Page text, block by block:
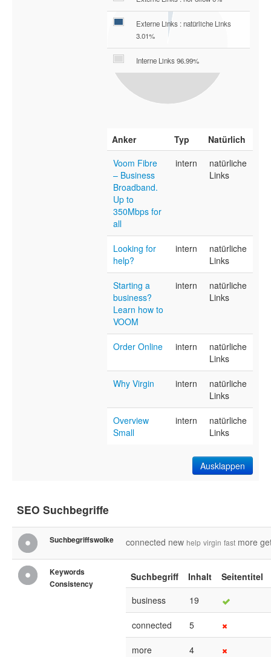
Externe Links : natürliche Links
3.01%
Interne Links 96.99%
Anker Typ
Natürlich
Voom Fibre
– Business
Broadband.
Up to
350Mbps for
all
intern
natürliche
Links
Looking for
help?
intern
natürliche
Links
Starting a
business?
Learn how to
VOOM
intern
natürliche
Links
Order Online intern
natürliche
Links
Why Virgin intern
natürliche
Links
Overview
Small
intern
natürliche
Links
Ausklappen
SEO Suchbegriffe
Suchbegriffswolke connected new help virgin fast more
Keywords
Consistency
Suchbegriff Inhalt
Seitentitel
business
19
connected 5
more 4